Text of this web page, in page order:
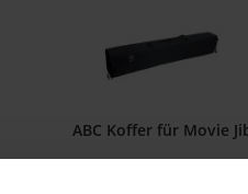
ABC Koffer für Movie